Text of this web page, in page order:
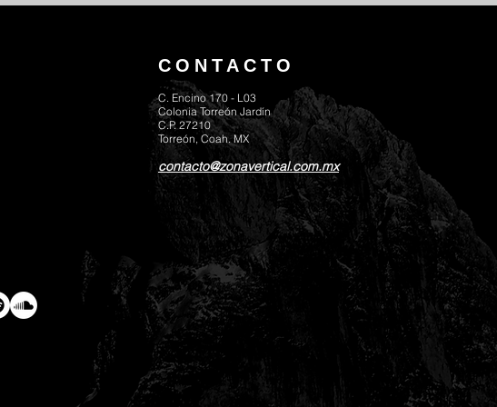
CONTACTO
C. Encino 170 - L03
Colonia Torreón Jardín
C.P. 27210
Torreón, Coah. MX
contacto@zonavertical.com.mx